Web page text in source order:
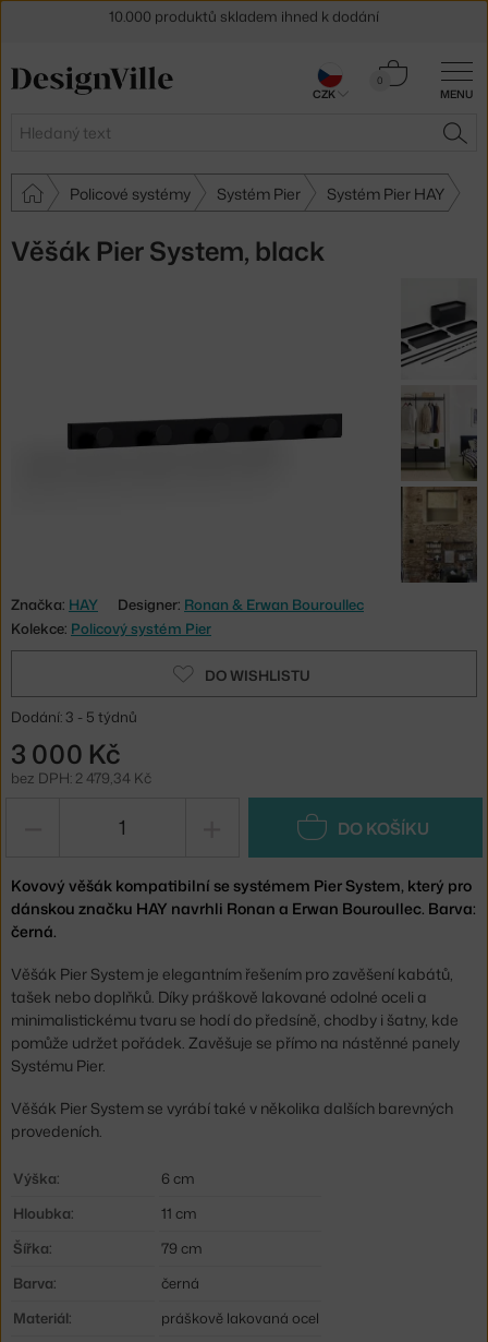
MENU
Hledat
0
Košík
Policové systémy Systém Pier Systém Pier HAY
Věšák Pier System, black
Značka: HAY Designer: Ronan & Erwan Bouroullec
Kolekce: Policový systém Pier
DO WISHLISTU
Dodání: 3 - 5 týdnů
3 000 Kč
bez DPH: 2 479,34 Kč
DO KOŠÍKU
Kovový věšák kompatibilní se systémem Pier System, který pro
dánskou značku HAY navrhli Ronan a Erwan Bouroullec. Barva:
černá.
Věšák Pier System je elegantním řešením pro zavěšení kabátů,
tašek nebo doplňků. Díky práškově lakované odolné oceli a
minimalistickému tvaru se hodí do předsíně, chodby i šatny, kde
pomůže udržet pořádek. Zavěšuje se přímo na nástěnné panely
Systému Pier.
Věšák Pier System se vyrábí také v několika dalších barevných
provedeních.
Výška:
6 cm
Hloubka:
11 cm
Šířka:
79 cm
Barva:
černá
Materiál:
práškově lakovaná ocel
30 dní na vrácení zboží
CZK